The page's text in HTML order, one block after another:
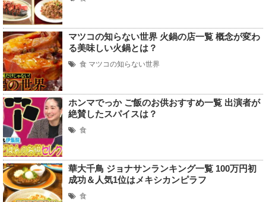
マツコの知らない世界 火鍋の店一覧 概念が変わ
る美味しい火鍋とは？
食 マツコの知らない世界
ホンマでっか ご飯のお供おすすめ一覧 出演者が
絶賛したスパイスは？
食
華大千鳥 ジョナサンランキング一覧 100万円初
成功＆人気1位はメキシカンピラフ
食